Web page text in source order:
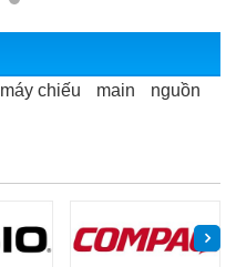
máy chiếu main nguồn